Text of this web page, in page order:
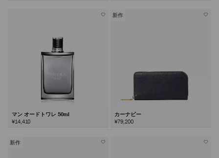
マン オードトワレ 50ml
¥14,410
新作
カーナビー
¥79,200
新作